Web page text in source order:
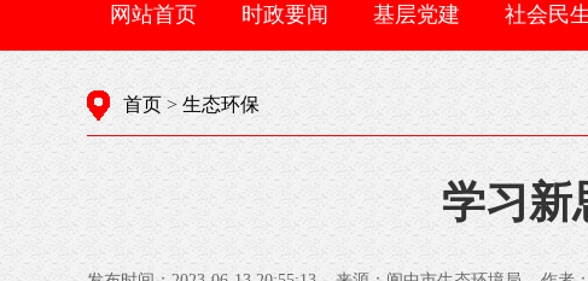
网站首页 时政要闻 基层党建 社会民生
首页> 生态环保
学习新